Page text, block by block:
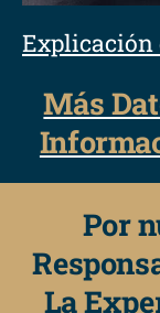
Explicación
Más
Por
La